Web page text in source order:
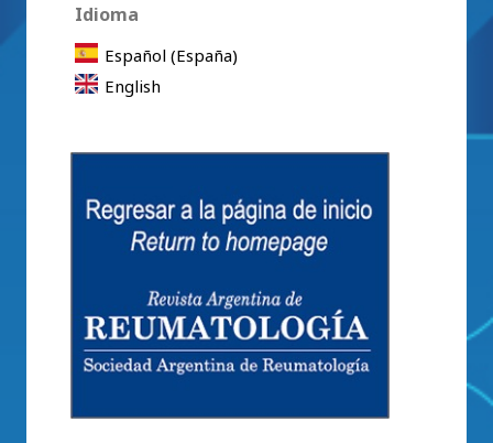
Idioma
Español (España)
English